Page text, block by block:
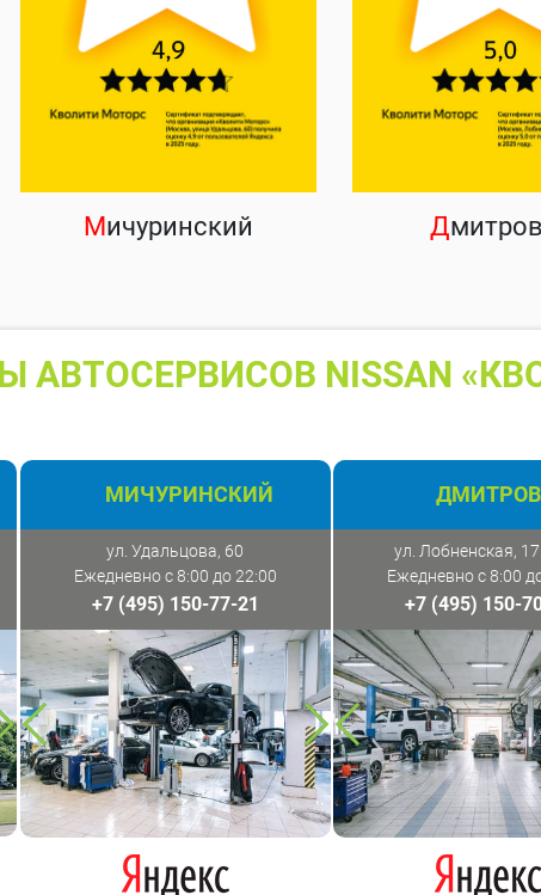
Мичуринский Д
АВТОСЕРВИСОВ NISSAN
МИЧУРИНСКИЙ
ул. Удальцова, 60
Ежедневно с 8:00 до 22:00
+7 (495) 150-77-21
ул. Лобненская, 17
Ежедневно с 8:00
+7 (495) 150-